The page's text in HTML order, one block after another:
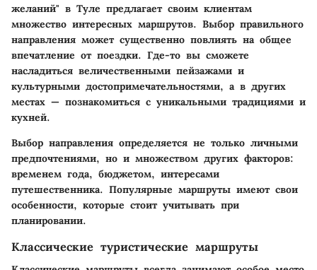
желаний" в Туле предлагает своим клиентам
множество интересных маршрутов. Выбор правильного
направления может существенно повлиять на общее
впечатление от поездки. Где-то вы сможете
насладиться величественными пейзажами и
культурными достопримечательностями, а в других
местах — познакомиться с уникальными традициями и
кухней.
Выбор направления определяется не только личными
предпочтениями, но и множеством других факторов:
временем года, бюджетом, интересами
путешественника. Популярные маршруты имеют свои
особенности, которые стоит учитывать при
планировании.
Классические туристические маршруты